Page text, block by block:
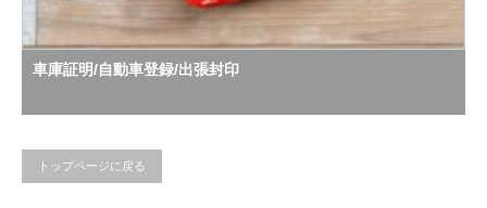
車庫証明/自動車登録/出張封印
トップページに戻る